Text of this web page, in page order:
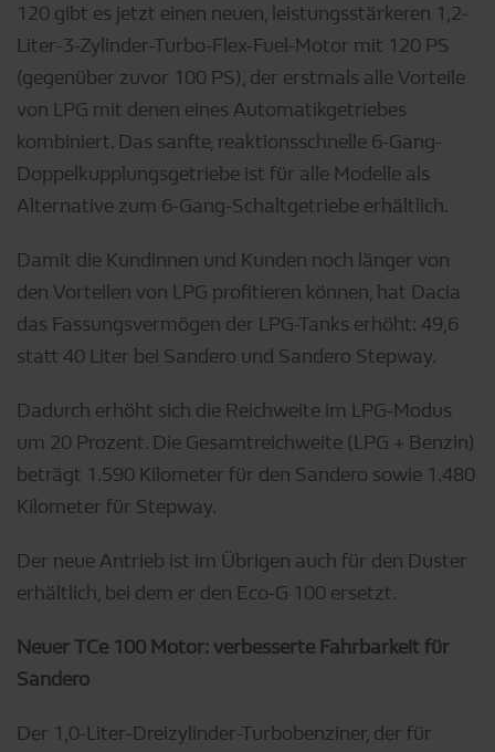
120 gibt es jetzt einen neuen, leistungsstärkeren 1,2-
Liter-3-Zylinder-Turbo-Flex-Fuel-Motor mit 120 PS
(gegenüber zuvor 100 PS), der erstmals alle Vorteile
von LPG mit denen eines Automatikgetriebes
kombiniert. Das sanfte, reaktionsschnelle 6-Gang-
Doppelkupplungsgetriebe ist für alle Modelle als
Alternative zum 6-Gang-Schaltgetriebe erhältlich.
Damit die Kundinnen und Kunden noch länger von
den Vorteilen von LPG profitieren können, hat Dacia
das Fassungsvermögen der LPG-Tanks erhöht: 49,6
statt 40 Liter bei Sandero und Sandero Stepway.
Dadurch erhöht sich die Reichweite im LPG-Modus
um 20 Prozent. Die Gesamtreichweite (LPG + Benzin)
beträgt 1.590 Kilometer für den Sandero sowie 1.480
Kilometer für Stepway.
Der neue Antrieb ist im Übrigen auch für den Duster
erhältlich, bei dem er den Eco-G 100 ersetzt.
Neuer TCe 100 Motor: verbesserte Fahrbarkeit für
Sandero
Der 1,0-Liter-Dreizylinder-Turbobenziner, der für